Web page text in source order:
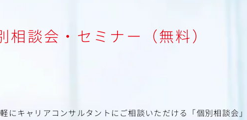
のつくり方 エグゼクティブ転職
相談会・セミナー（無料）
にキャリアコンサルタントにご相談いただける「個別相談会